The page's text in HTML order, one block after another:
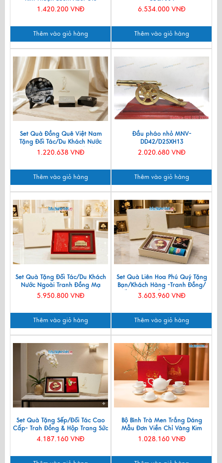
VBT12/14
1.420.200 VNĐ
Thêm vào giỏ hàng
6.534.000 VNĐ
Thêm vào giỏ hàng
Set Quà Đồng Quê Việt Nam
Tặng Đối Tác/Du Khách Nước
Ngoài - Đĩa Sơn Mài/ Hộp
1.220.638 VNĐ
Thêm vào giỏ hàng
Đầu pháo nhỏ MNV-
DD42/D25XH13
2.020.680 VNĐ
Thêm vào giỏ hàng
Set Quà Tặng Đối Tác/Du Khách
Nước Ngoài Tranh Đồng Mạ
Vàng 24k & Hộp Trang Sức Sơn
5.950.800 VNĐ
Thêm vào giỏ hàng
Set Quà Liên Hoa Phú Quý Tặng
Bạn/Khách Hàng -Tranh Đồng/
Đế Lót Ly & Cắm Bút CBQT006
3.603.960 VNĐ
Thêm vào giỏ hàng
Set Quà Tặng Sếp/Đối Tác Cao
Cấp- Trah Đồng & Hộp Trang Sức
Sơn Mài CBQT004
4.187.160 VNĐ
Bộ Bình Trà Men Trắng Dáng
Mẫu Đơn Viền Chỉ Vàng Kim
550ml BT001-7.2
1.028.160 VNĐ